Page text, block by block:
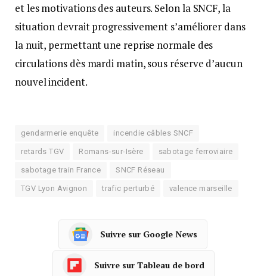
et les motivations des auteurs. Selon la SNCF, la
situation devrait progressivement s’améliorer dans
la nuit, permettant une reprise normale des
circulations dès mardi matin, sous réserve d’aucun
nouvel incident.
gendarmerie enquête incendie câbles SNCF
retards TGV Romans-sur-Isère sabotage ferroviaire
sabotage train France SNCF Réseau
TGV Lyon Avignon trafic perturbé valence marseille
Suivre sur Google News
Suivre sur Tableau de bord